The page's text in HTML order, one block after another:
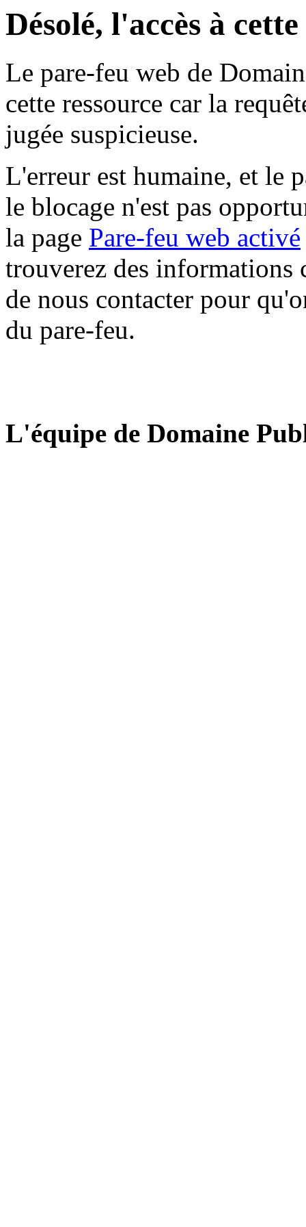
Désolé, l'accès à
Le pare-feu web de
cette ressource car la
jugée suspicieuse.
L'erreur est humaine, et le
le blocage n'est pas
la page Pare-feu web activé
trouverez des informations
de nous contacter pour
du pare-feu.
L'équipe de Domaine